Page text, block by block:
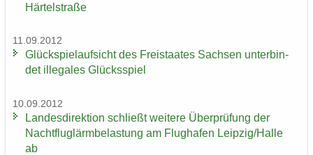
Här­tel­stra­ße
11.09.2012
Glück­spiel­auf­sicht des Frei­staa­tes Sach­sen un­ter­bin­
det il­le­ga­les Glücks­spiel
10.09.2012
Lan­des­di­rek­ti­on schließt wei­te­re Über­prü­fung der
Nacht­flug­lärm­be­las­tung am Flug­ha­fen Leip­zig/Halle
ab